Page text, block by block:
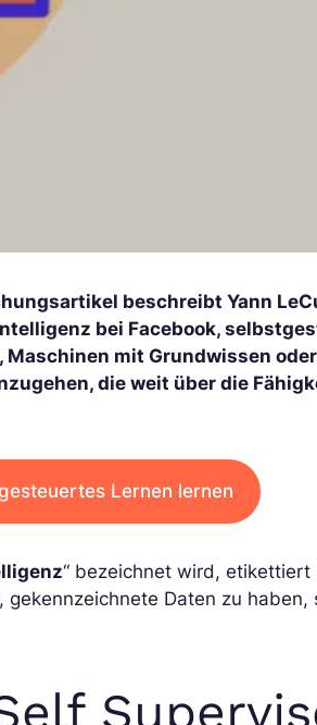
beschreibt Yann
bei Facebook,
mit Grundwissen oder
die weit über die
Lernen lernen
“ bezeichnet wird, etikettiert
Daten zu haben,